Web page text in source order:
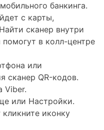
банкинга.
с карты,
сканер внутри
в колл-центре
или
сканер QR-кодов.
Viber.
или Настройки.
иконку